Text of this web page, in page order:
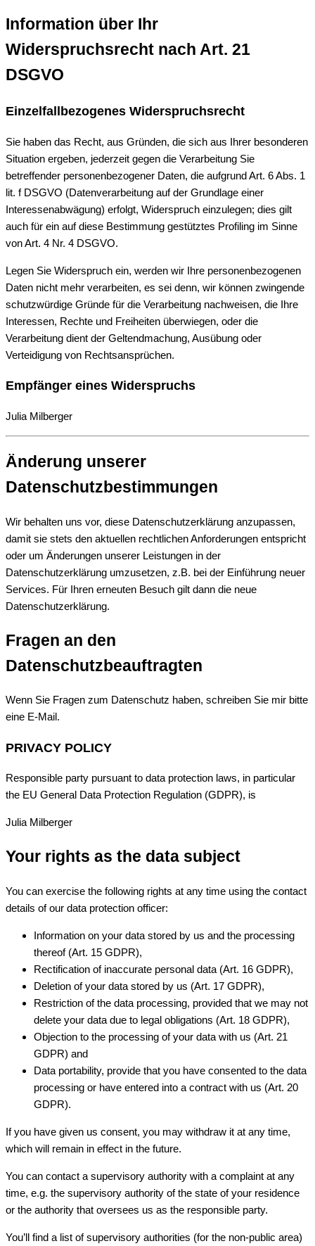
Information über Ihr
Widerspruchsrecht nach Art. 21
DSGVO
Einzelfallbezogenes Widerspruchsrecht
Sie haben das Recht, aus Gründen, die sich aus Ihrer besonderen
Situation ergeben, jederzeit gegen die Verarbeitung Sie
betreffender personenbezogener Daten, die aufgrund Art. 6 Abs. 1
lit. f DSGVO (Datenverarbeitung auf der Grundlage einer
Interessenabwägung) erfolgt, Widerspruch einzulegen; dies gilt
auch für ein auf diese Bestimmung gestütztes Profiling im Sinne
von Art. 4 Nr. 4 DSGVO.
Legen Sie Widerspruch ein, werden wir Ihre personenbezogenen
Daten nicht mehr verarbeiten, es sei denn, wir können zwingende
schutzwürdige Gründe für die Verarbeitung nachweisen, die Ihre
Interessen, Rechte und Freiheiten überwiegen, oder die
Verarbeitung dient der Geltendmachung, Ausübung oder
Verteidigung von Rechtsansprüchen.
Empfänger eines Widerspruchs
Julia Milberger
Änderung unserer
Datenschutzbestimmungen
Wir behalten uns vor, diese Datenschutzerklärung anzupassen,
damit sie stets den aktuellen rechtlichen Anforderungen entspricht
oder um Änderungen unserer Leistungen in der
Datenschutzerklärung umzusetzen, z.B. bei der Einführung neuer
Services. Für Ihren erneuten Besuch gilt dann die neue
Datenschutzerklärung.
Fragen an den
Datenschutzbeauftragten
Wenn Sie Fragen zum Datenschutz haben, schreiben Sie mir bitte
eine E-Mail.
PRIVACY POLICY
Responsible party pursuant to data protection laws, in particular
the EU General Data Protection Regulation (GDPR), is
Julia Milberger
Your rights as the data subject
You can exercise the following rights at any time using the contact
details of our data protection officer:
Information on your data stored by us and the processing
thereof (Art. 15 GDPR),
Rectification of inaccurate personal data (Art. 16 GDPR),
Deletion of your data stored by us (Art. 17 GDPR),
Restriction of the data processing, provided that we may not
delete your data due to legal obligations (Art. 18 GDPR),
Objection to the processing of your data with us (Art. 21
GDPR) and
Data portability, provide that you have consented to the data
processing or have entered into a contract with us (Art. 20
GDPR).
If you have given us consent, you may withdraw it at any time,
which will remain in effect in the future.
You can contact a supervisory authority with a complaint at any
time, e.g. the supervisory authority of the state of your residence
or the authority that oversees us as the responsible party.
You’ll find a list of supervisory authorities (for the non-public area)